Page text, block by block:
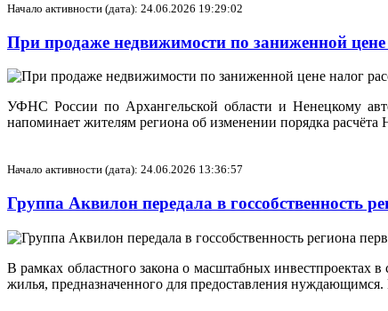
Начало активности (дата): 24.06.2026 19:29:02
При продаже недвижимости по заниженной
УФНС России по Архангельской области и Ненецкому
напоминает жителям региона об изменении порядка
Начало активности (дата): 24.06.2026 13:36:57
Группа Аквилон передала в госсобственность
В рамках областного закона о масштабных инвестпроектах
жилья, предназначенного для предоставления